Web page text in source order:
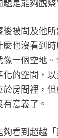
是能夠觀察
被問及他
也沒看到時
一個空地
的空間，
房間裡，
意義了。
看到超越